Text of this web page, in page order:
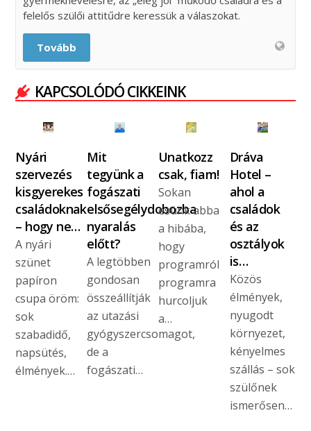
felelős szülői attitűdre keressük a válaszokat.
Tovább
KAPCSOLÓDÓ CIKKEINK
Nyári
szervezés
kisgyerekes
családoknak
– hogy ne…
A nyári
szünet
papíron
csupa öröm:
sok
szabadidő,
napsütés,
élmények.…
Mit
tegyünk a
fogászati
elsősegélydobozba
nyaralás
előtt?
A legtöbben
gondosan
összeállítják
az utazási
gyógyszercsomagot,
de a
fogászati…
Unatkozz
csak, fiam!
Sokan
esünk abba
a hibába,
hogy
programról
programra
hurcoljuk
a…
Dráva
Hotel –
ahol a
családok
és az
osztályok
is…
Közös
élmények,
nyugodt
környezet,
kényelmes
szállás – sok
szülőnek
ismerősen…